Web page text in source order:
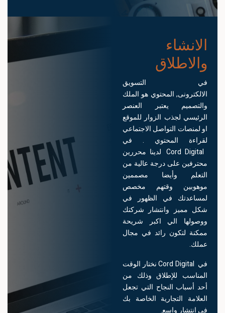
الانشاء
والاطلاق
في التسويق
الالكترونى, المحتوي هو الملك
والتصميم يعتبر العنصر
الرئيسي لجذب الزوار للموقع
او لمنصات التواصل الاجتماعي
لقراءة المحتوي . في
Cord Digital لدينا محررين
محترفين على درجة عالية من
التعلم وأيضا مصممين
موهوبين وقتهم مخصص
لمساعدتك في الظهور في
شكل مميز وانتشار شركتك
ووصولها الي اكبر شريحة
ممكنة لتكون رائد في مجال
عملك.
في Cord Digital نختار الوقت
المناسب للإطلاق وذلك من
أحد أسباب النجاح التي تجعل
العلامة التجارية الخاصة بك
في انتشار واسع.